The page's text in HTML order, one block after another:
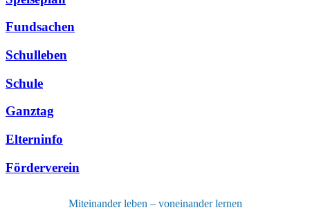
Fundsachen
Schulleben
Schule
Ganztag
Elterninfo
Förderverein
Miteinander leben – voneinander lernen